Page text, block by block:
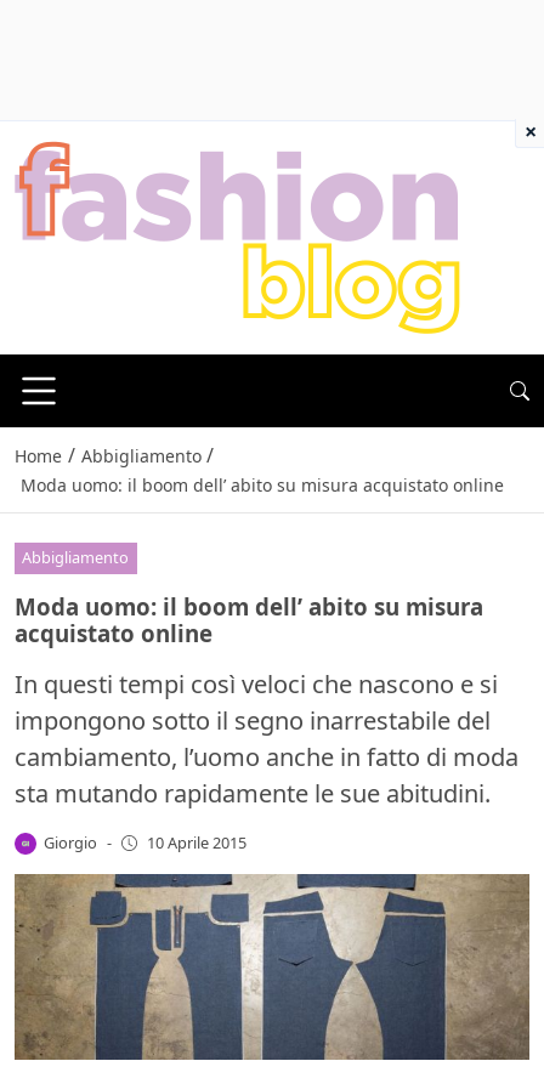
Home / Abbigliamento /
Moda uomo: il boom dell’ abito su misura acquistato online
Abbigliamento
Moda uomo: il boom dell’ abito su misura
acquistato online
In questi tempi così veloci che nascono e si
impongono sotto il segno inarrestabile del
cambiamento, l’uomo anche in fatto di moda
sta mutando rapidamente le sue abitudini.
Giorgio - 10 Aprile 2015
×